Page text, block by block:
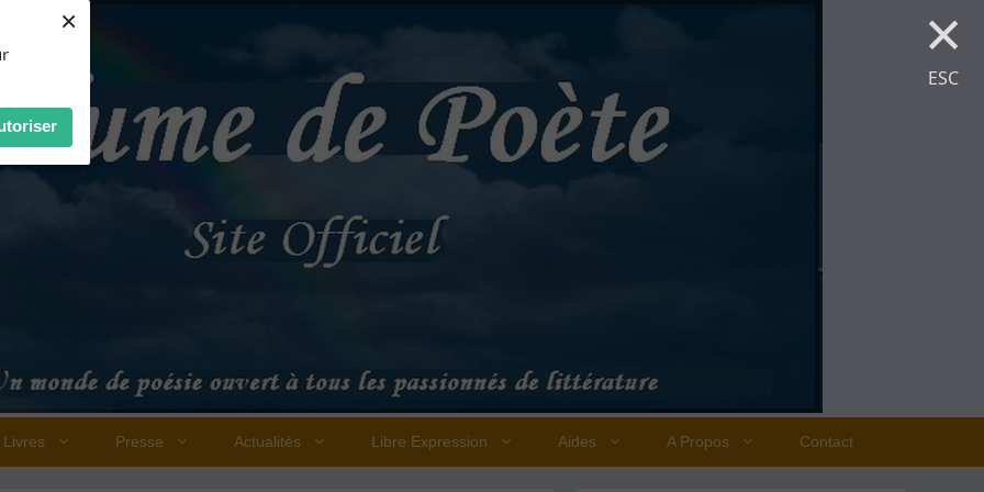
× ×
ESC
Livres Presse Actualités Libre Expression Aides A Propos Contact